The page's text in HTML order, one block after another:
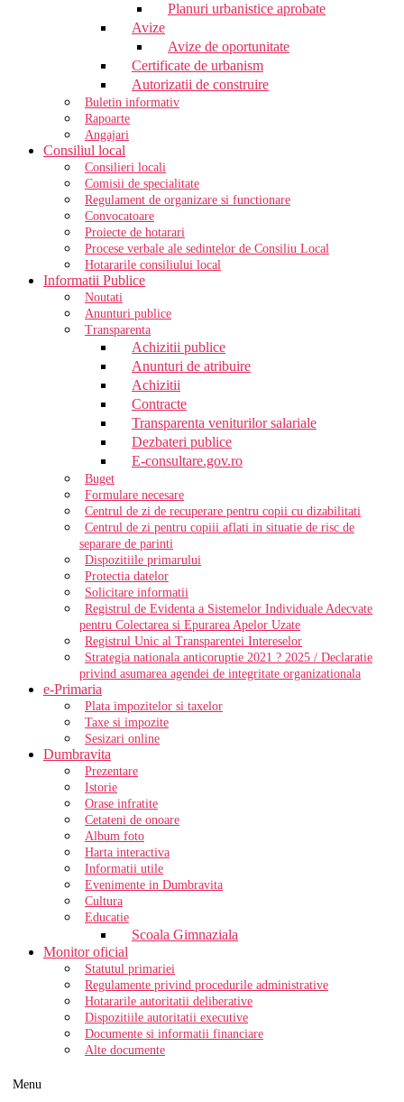
Planuri urbanistice aprobate
Avize
Avize de oportunitate
Certificate de urbanism
Autorizatii de construire
Buletin informativ
Rapoarte
Angajari
Consiliul local
Consilieri locali
Comisii de specialitate
Regulament de organizare si functionare
Convocatoare
Proiecte de hotarari
Procese verbale ale sedintelor de Consiliu Local
Hotararile consiliului local
Informatii Publice
Noutati
Anunturi publice
Transparenta
Achizitii publice
Anunturi de atribuire
Achizitii
Contracte
Transparenta veniturilor salariale
Dezbateri publice
E-consultare.gov.ro
Buget
Formulare necesare
Centrul de zi de recuperare pentru copii cu dizabilitati
Centrul de zi pentru copiii aflati in situatie de risc de
separare de parinti
Dispozitiile primarului
Protectia datelor
Solicitare informatii
Registrul de Evidenta a Sistemelor Individuale Adecvate
pentru Colectarea si Epurarea Apelor Uzate
Registrul Unic al Transparentei Intereselor
Strategia nationala anticoruptie 2021 ? 2025 / Declaratie
privind asumarea agendei de integritate organizationala
e-Primaria
Plata impozitelor si taxelor
Taxe si impozite
Sesizari online
Dumbravita
Prezentare
Istorie
Orase infratite
Cetateni de onoare
Album foto
Harta interactiva
Informatii utile
Evenimente in Dumbravita
Cultura
Educatie
Scoala Gimnaziala
Monitor oficial
Statutul primariei
Regulamente privind procedurile administrative
Hotararile autoritatii deliberative
Dispozitiile autoritatii executive
Documente si informatii financiare
Alte documente
Menu